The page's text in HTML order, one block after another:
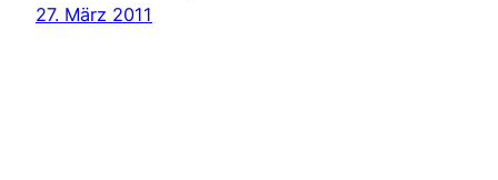
27. März 2011